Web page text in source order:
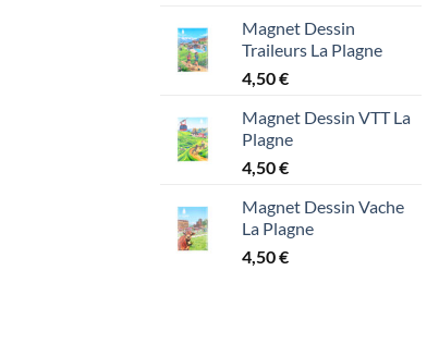
Magnet Dessin
Traileurs La Plagne
4,50€
Magnet Dessin VTT La
Plagne
4,50€
Magnet Dessin Vache
La Plagne
4,50€